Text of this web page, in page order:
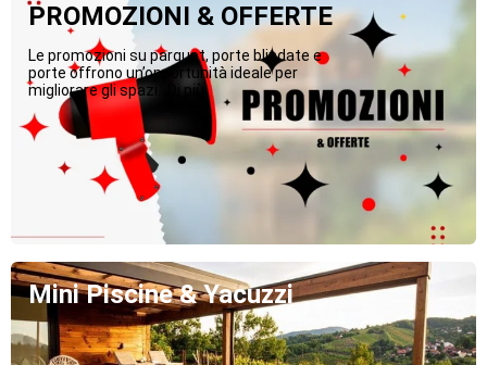
PROMOZIONI & OFFERTE
Le promozioni su parquet, porte blindate e
porte offrono un’opportunità ideale per
migliorare gli spazi...Di più
Mini Piscine & Yacuzzi